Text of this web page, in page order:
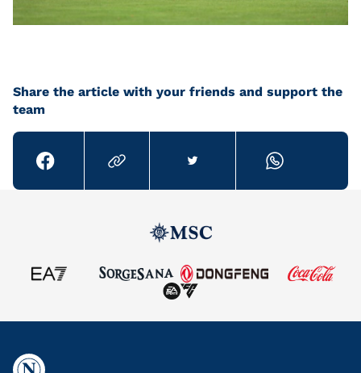
Share the article with your friends and support the
team